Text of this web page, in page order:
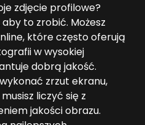
zdjęcie profilowe?
to zrobić. Możesz
które często oferują
w wysokiej
dobrą jakość.
zrzut ekranu,
liczyć się z
jakości obrazu.